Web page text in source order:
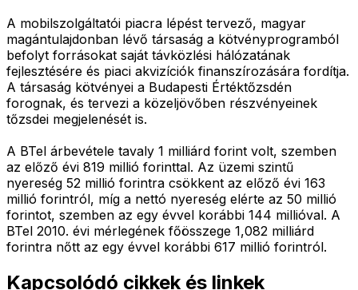
A mobilszolgáltatói piacra lépést tervező, magyar
magántulajdonban lévő társaság a kötvényprogramból
befolyt forrásokat saját távközlési hálózatának
fejlesztésére és piaci akvizíciók finanszírozására fordítja.
A társaság kötvényei a Budapesti Értéktőzsdén
forognak, és tervezi a közeljövőben részvényeinek
tőzsdei megjelenését is.
A BTel árbevétele tavaly 1 milliárd forint volt, szemben
az előző évi 819 millió forinttal. Az üzemi szintű
nyereség 52 millió forintra csökkent az előző évi 163
millió forintról, míg a nettó nyereség elérte az 50 millió
forintot, szemben az egy évvel korábbi 144 millióval. A
BTel 2010. évi mérlegének főösszege 1,082 milliárd
forintra nőtt az egy évvel korábbi 617 millió forintról.
Kapcsolódó cikkek és linkek